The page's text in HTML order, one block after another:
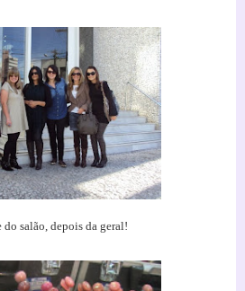
do salão, depois da geral!